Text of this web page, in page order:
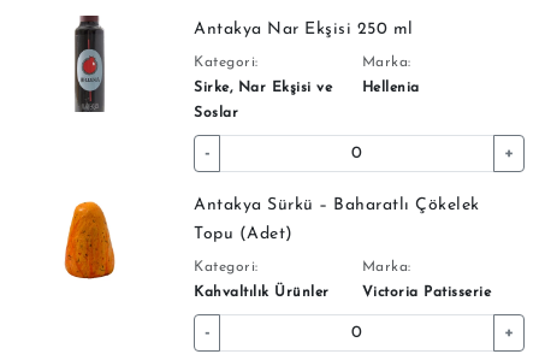
Antakya Nar Ekşisi 250 ml
Kategori:
Sirke, Nar Ekşisi ve
Soslar
Marka:
Hellenia
- +
Antakya Sürkü – Baharatlı Çökelek
Topu (Adet)
Kategori:
Kahvaltılık Ürünler
Marka:
Victoria Patisserie
- +